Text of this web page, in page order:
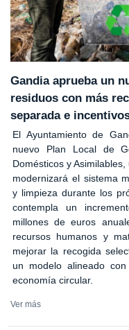
Gandia aprueba un
residuos con más
separada e
El Ayuntamiento de
nuevo Plan Local de
Domésticos y
modernizará el sistema
y limpieza durante los
contempla un
millones de euros
recursos humanos y
mejorar la recogida
un modelo alineado
economía circular.
Ver más